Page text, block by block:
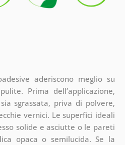
aderiscono meglio su
Prima dell’applicazione,
sgrassata, priva di polvere,
vernici. Le superfici ideali
solide e asciutte o le pareti
opaca o semilucida. Se la